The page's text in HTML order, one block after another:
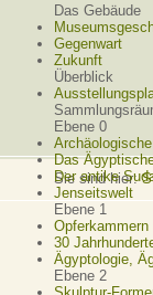
Das Gebäude
Gegenwart
Zukunft
Überblick
Ebene 0
Das
Der antike
Jenseitswelt
Ebene 1
Opferkammern
30
Ägyptologie,
Ebene 2
Sie sind hier: